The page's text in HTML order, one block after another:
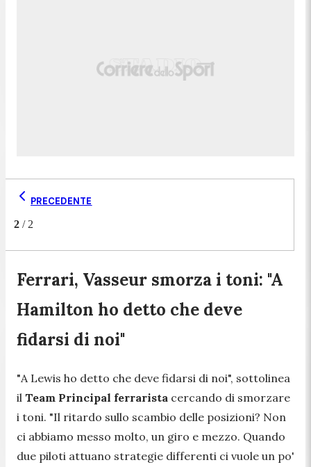
PRECEDENTE
2 / 2
Ferrari, Vasseur smorza i toni: "A
Hamilton ho detto che deve
fidarsi di noi"
"A Lewis ho detto che deve fidarsi di noi", sottolinea
il Team Principal ferrarista cercando di smorzare
i toni. "Il ritardo sullo scambio delle posizioni? Non
ci abbiamo messo molto, un giro e mezzo. Quando
due piloti attuano strategie differenti ci vuole un po'